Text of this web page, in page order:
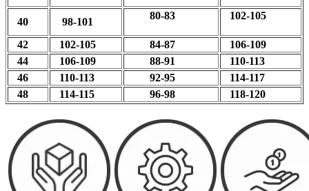
40 98-101
80-83 102-105
42 102-105 84-87
106-109
44
106-109 88-91
110-113
46
110-113 92-95
114-117
48
114-115 96-98 118-120